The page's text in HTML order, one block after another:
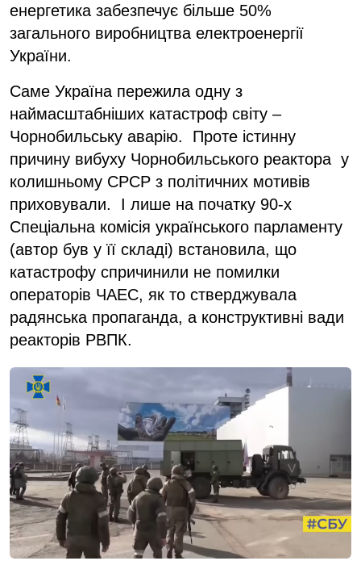
енергетика забезпечує більше 50%
загального виробництва електроенергії
України.
Саме Україна пережила одну з
наймасштабніших катастроф світу –
Чорнобильську аварію. Проте істинну
причину вибуху Чорнобильського реактора у
колишньому СРСР з політичних мотивів
приховували. І лише на початку 90-х
Спеціальна комісія українського парламенту
(автор був у її складі) встановила, що
катастрофу спричинили не помилки
операторів ЧАЕС, як то стверджувала
радянська пропаганда, а конструктивні вади
реакторів РВПК.